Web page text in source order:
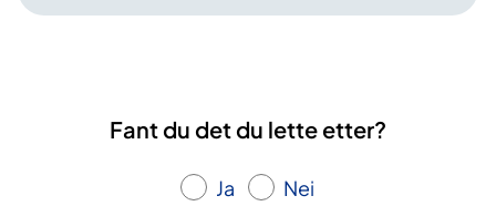
Fant du det du lette etter?
Ja Nei